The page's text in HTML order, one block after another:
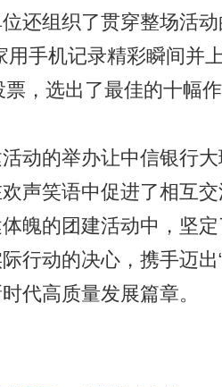
还组织了贯穿整场活
用手机记录精彩瞬间并
，选出了最佳的十幅
的举办让中信银行大
声笑语中促进了相互
魄的团建活动中，坚
行动的决心，携手迈出
代高质量发展篇章。